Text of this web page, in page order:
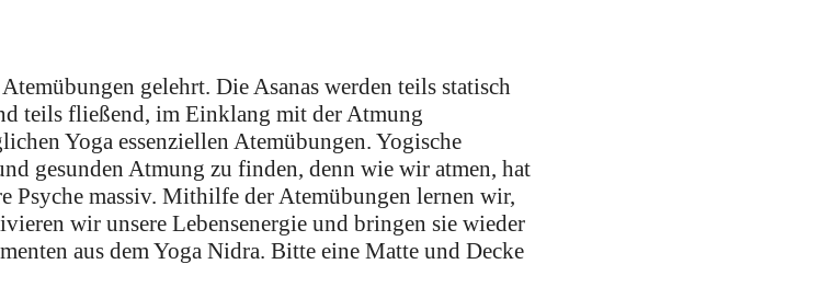
gelehrt. Die Asanas werden teils statisch
teils fließend, im Einklang mit der Atmung
Yoga essenziellen Atemübungen. Yogische
gesunden Atmung zu finden, denn wie wir atmen, hat
Psyche massiv. Mithilfe der Atemübungen lernen wir,
wir unsere Lebensenergie und bringen sie wieder
aus dem Yoga Nidra. Bitte eine Matte und Decke